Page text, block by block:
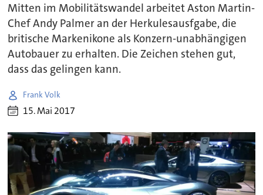
Mitten im Mobilitätswandel arbeitet Aston Martin-
Chef Andy Palmer an der Herkulesausfgabe, die
britische Markenikone als Konzern-unabhängigen
Autobauer zu erhalten. Die Zeichen stehen gut,
dass das gelingen kann.
Frank Volk
15. Mai 2017